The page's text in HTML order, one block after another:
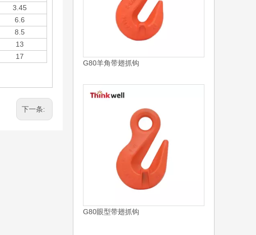
3.45
6.6
8.5
13
17
下一条:
G80羊角带翅抓钩
G80眼型带翅抓钩